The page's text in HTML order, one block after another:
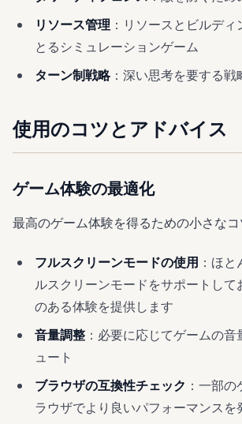
リソース管理 ：リソースとビルデ
とるシミュレーションゲーム
ターン制戦略：深い思考を要する戦
使用のコツとアドバイス
ゲーム体験の最適化
最高のゲーム体験を得るための小さなコ
フルスクリーンモードの使用 ：ほ
ルスクリーンモードをサポートして
のある体験を提供します
音量調整 ：必要に応じてゲームの音
ュート
ブラウザの互換性チェック ：一部
ラウザでより良いパフォーマンスを